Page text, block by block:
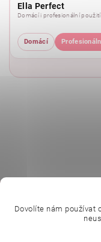
Ella Perfect
Domácí i profesionální použití
Domácí
Online
Dovolíte nám používat